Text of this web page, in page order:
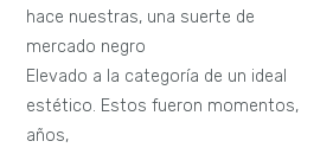
hace nuestras, una suerte de
mercado negro
Elevado a la categoría de un ideal
estético. Estos fueron momentos,
años,